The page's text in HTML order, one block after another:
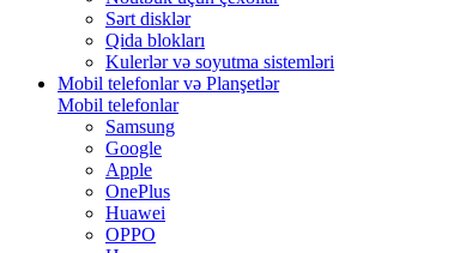
Sərt disklər
Qida blokları
Kulerlər və soyutma sistemləri
Mobil telefonlar və Planşetlər
Mobil telefonlar
Samsung
Google
Apple
OnePlus
Huawei
OPPO